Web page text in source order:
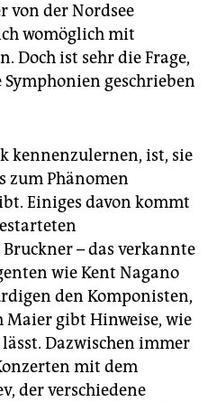
von der Nordsee
womöglich mit
Doch ist sehr die Frage,
geschrieben
kennenzulernen, ist, sie
zum Phänomen
Einiges davon kommt
– das verkannte
wie Kent Nagano
den Komponisten,
Maier gibt Hinweise, wie
Dazwischen immer
mit dem
der verschiedene